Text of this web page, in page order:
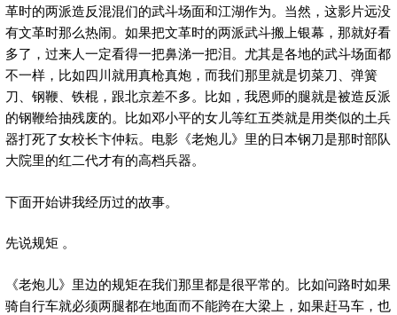
革时的两派造反混混们的武斗场面和江湖作为。当然，这影片远没
有文革时那么热闹。如果把文革时的两派武斗搬上银幕，那就好看
多了，过来人一定看得一把鼻涕一把泪。尤其是各地的武斗场面都
不一样，比如四川就用真枪真炮，而我们那里就是切菜刀、弹簧
刀、钢鞭、铁棍，跟北京差不多。比如，我恩师的腿就是被造反派
的钢鞭给抽残废的。比如邓小平的女儿等红五类就是用类似的土兵
器打死了女校长卞仲耘。电影《老炮儿》里的日本钢刀是那时部队
大院里的红二代才有的高档兵器。
下面开始讲我经历过的故事。
先说规矩 。
《老炮儿》里边的规矩在我们那里都是很平常的。比如问路时如果
骑自行车就必须两腿都在地面而不能跨在大梁上，如果赶马车，也